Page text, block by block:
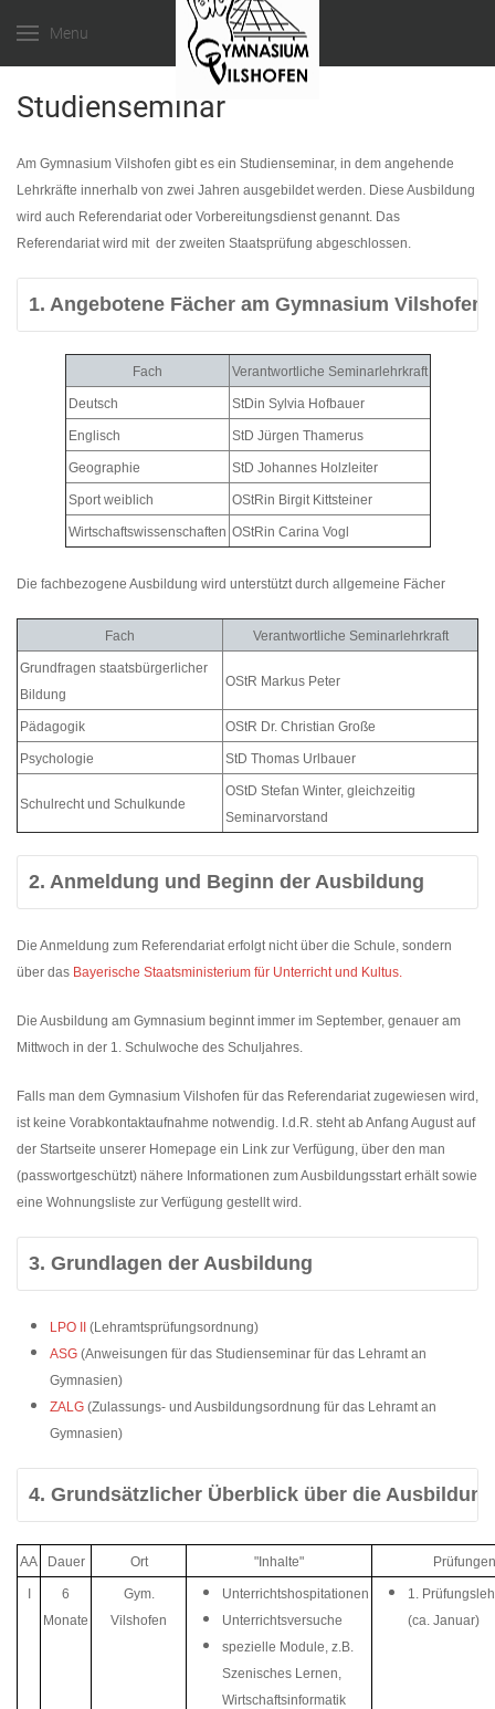
Menu
Studienseminar
Am Gymnasium Vilshofen gibt es ein Studienseminar, in dem angehende
Lehrkräfte innerhalb von zwei Jahren ausgebildet werden. Diese Ausbildung
wird auch Referendariat oder Vorbereitungsdienst genannt. Das
Referendariat wird mit der zweiten Staatsprüfung abgeschlossen.
1. Angebotene Fächer am Gymnasium Vilshofen
Fach Verantwortliche Seminarlehrkraft
Deutsch StDin Sylvia Hofbauer
Englisch StD Jürgen Thamerus
Geographie StD Johannes Holzleiter
Sport weiblich OStRin Birgit Kittsteiner
Wirtschaftswissenschaften OStRin Carina Vogl
Die fachbezogene Ausbildung wird unterstützt durch allgemeine Fächer
Fach Verantwortliche Seminarlehrkraft
Grundfragen staatsbürgerlicher
Bildung
OStR Markus Peter
Pädagogik OStR Dr. Christian Große
Psychologie StD Thomas Urlbauer
Schulrecht und Schulkunde
OStD Stefan Winter, gleichzeitig
Seminarvorstand
2. Anmeldung und Beginn der Ausbildung
Die Anmeldung zum Referendariat erfolgt nicht über die Schule, sondern
über das Bayerische Staatsministerium für Unterricht und Kultus.
Die Ausbildung am Gymnasium beginnt immer im September, genauer am
Mittwoch in der 1. Schulwoche des Schuljahres.
Falls man dem Gymnasium Vilshofen für das Referendariat zugewiesen wird,
ist keine Vorabkontaktaufnahme notwendig. I.d.R. steht ab Anfang August auf
der Startseite unserer Homepage ein Link zur Verfügung, über den man
(passwortgeschützt) nähere Informationen zum Ausbildungsstart erhält sowie
eine Wohnungsliste zur Verfügung gestellt wird.
3. Grundlagen der Ausbildung
LPO II
(Lehramtsprüfungsordnung)
ASG (Anweisungen für das Studienseminar für das Lehramt an
Gymnasien)
ZALG (Zulassungs- und Ausbildungsordnung für das Lehramt an
Gymnasien)
4. Grundsätzlicher Überblick über die
AA Dauer Ort "Inhalte" Prüfungen
6
Monate
Gym.
Vilshofen
Unterrichtshospitationen
Unterrichtsversuche
spezielle Module, z.B.
Szenisches Lernen,
Wirtschaftsinformatik
1.
(ca. Januar)